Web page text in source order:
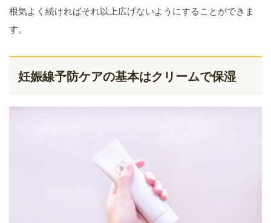
根気よく続ければそれ以上広げないようにすることができま
す。
妊娠線予防ケアの基本はクリームで保湿